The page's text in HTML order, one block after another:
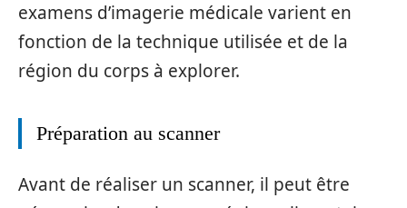
examens d’imagerie médicale varient en
fonction de la technique utilisée et de la
région du corps à explorer.
Préparation au scanner
Avant de réaliser un scanner, il peut être